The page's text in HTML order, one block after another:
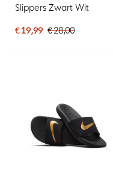
Slippers Zwart Wit
€ 19,99 € 28,00